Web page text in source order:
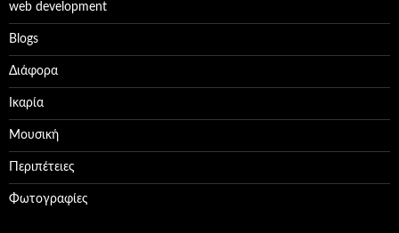
web development
Βlogs
Διάφορα
Ικαρία
Μουσική
Περιπέτειες
Φωτογραφίες